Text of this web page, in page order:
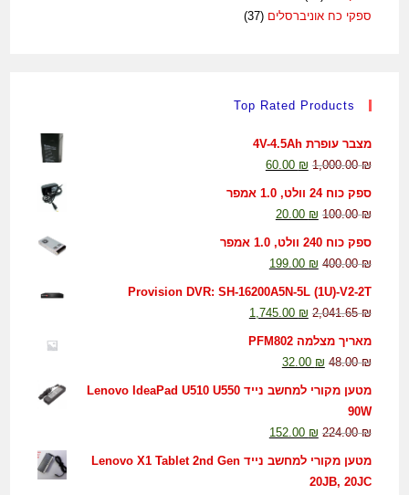
ספקי כח אוניברסלים (37)
Top Rated Products
מצבר עופרת 4V-4.5Ah
1,000.00₪
60.00 ₪
ספק כוח 24 וולט, 1.0 אמפר
100.00₪
20.00 ₪
ספק כוח 240 וולט, 1.0 אמפר
400.00₪
199.00 ₪
Provision DVR: SH-16200A5N-5L (1U)-V2-2T
2,041.65₪
1,745.00 ₪
מאריך מצלמה PFM802
48.00₪
32.00 ₪
מטען מקורי למחשב נייד Lenovo IdeaPad U510 U550
90W
224.00₪
152.00 ₪
מטען מקורי למחשב נייד Lenovo X1 Tablet 2nd Gen
20JB, 20JC